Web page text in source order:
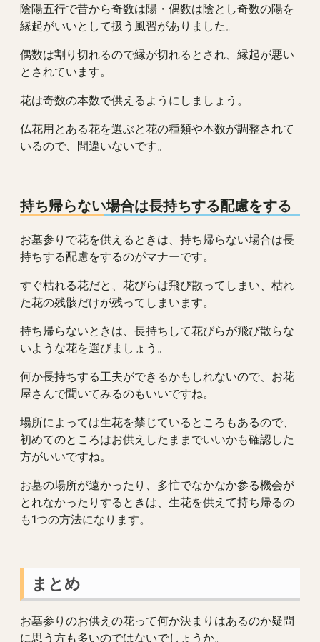
陰陽五行で昔から奇数は陽・偶数は陰とし奇数の陽を
縁起がいいとして扱う風習がありました。
偶数は割り切れるので縁が切れるとされ、縁起が悪い
とされています。
花は奇数の本数で供えるようにしましょう。
仏花用とある花を選ぶと花の種類や本数が調整されて
いるので、間違いないです。
持ち帰らない場合は長持ちする配慮をする
お墓参りで花を供えるときは、持ち帰らない場合は長
持ちする配慮をするのがマナーです。
すぐ枯れる花だと、花びらは飛び散ってしまい、枯れ
た花の残骸だけが残ってしまいます。
持ち帰らないときは、長持ちして花びらが飛び散らな
いような花を選びましょう。
何か長持ちする工夫ができるかもしれないので、お花
屋さんで聞いてみるのもいいですね。
場所によっては生花を禁じているところもあるので、
初めてのところはお供えしたままでいいかも確認した
方がいいですね。
お墓の場所が遠かったり、多忙でなかなか参る機会が
とれなかったりするときは、生花を供えて持ち帰るの
も1つの方法になります。
まとめ
お墓参りのお供えの花って何か決まりはあるのか疑問
に思う方も多いのではないでしょうか。